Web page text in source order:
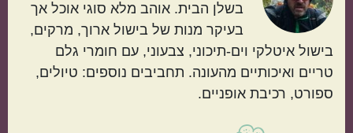
בשלן הבית. אוהב מלא סוגי אוכל אך
בעיקר מנות של בישול ארוך, מרקים,
בישול איטלקי וים-תיכוני, צבעוני, עם חומרי גלם
טריים ואיכותיים מהעונה. תחביבים נוספים: טיולים,
ספורט, רכיבת אופניים.